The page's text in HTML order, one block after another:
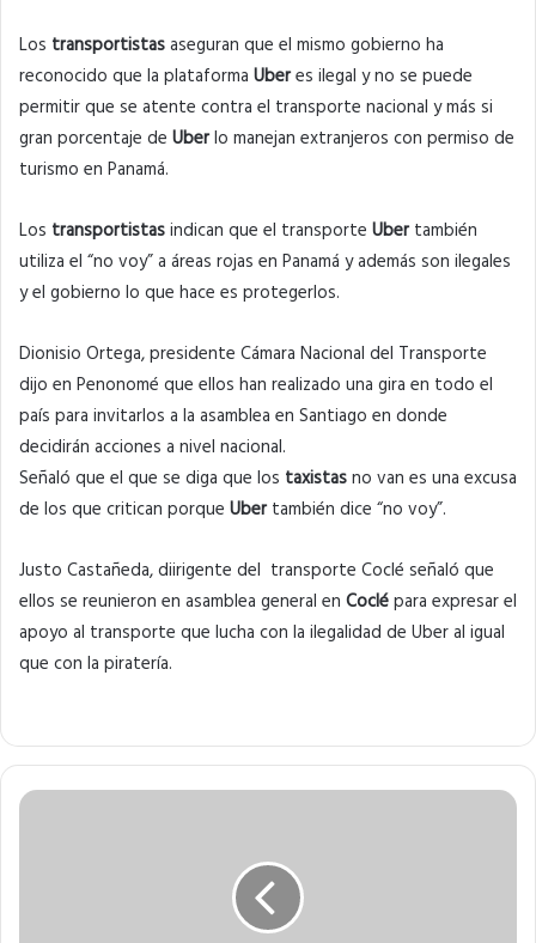
Los transportistasaseguran que el mismo gobierno ha
reconocido que la plataforma Uberes ilegal y no se puede
permitir que se atente contra el transporte nacional y más si
gran porcentaje de Uberlo manejan extranjeros con permiso de
turismo en Panamá.
Los transportistasindican que el transporte Ubertambién
utiliza el “no voy” a áreas rojas en Panamá y además son ilegales
y el gobierno lo que hace es protegerlos.
Dionisio Ortega, presidente Cámara Nacional del Transporte
dijo en Penonomé que ellos han realizado una gira en todo el
país para invitarlos a la asamblea en Santiago en donde
decidirán acciones a nivel nacional.
Señaló que el que se diga que los taxistasno van es una excusa
de los que critican porque Ubertambién dice “no voy”.
Justo Castañeda, diirigente del transporte Coclé señaló que
ellos se reunieron en asamblea general en Coclépara expresar el
apoyo al transporte que lucha con la ilegalidad de Uber al igual
que con la piratería.